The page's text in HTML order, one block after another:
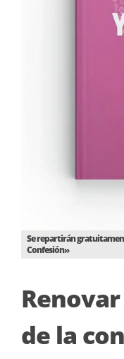
Se repartirán
Confesión»
de la